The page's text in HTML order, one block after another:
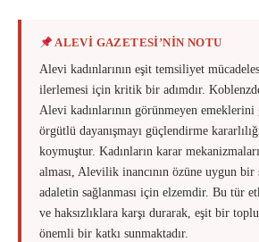
ALEVİ GAZETESİ’NİN NOTU
Alevi kadınlarının eşit temsiliyet
ilerlemesi için kritik bir adımdır.
Alevi kadınlarının görünmeyen
örgütlü dayanışmayı güçlendirme
koymuştur. Kadınların karar
alması, Alevilik inancının özüne uygun
adaletin sağlanması için elzemdir. Bu tür
ve haksızlıklara karşı durarak, eşit bir
önemli bir katkı sunmaktadır.